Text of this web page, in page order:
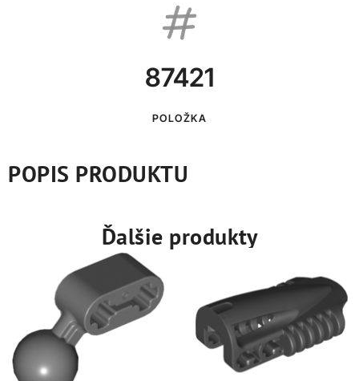
87421
POLOŽKA
POPIS PRODUKTU
Ďalšie produkty